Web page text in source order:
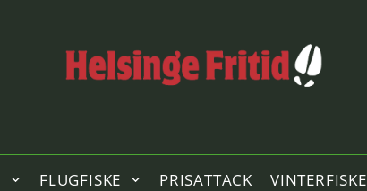
FLUGFISKE PRISATTACK VINTERFISKE